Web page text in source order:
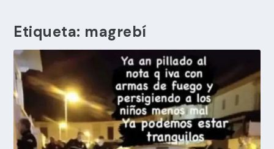
Etiqueta: magrebí